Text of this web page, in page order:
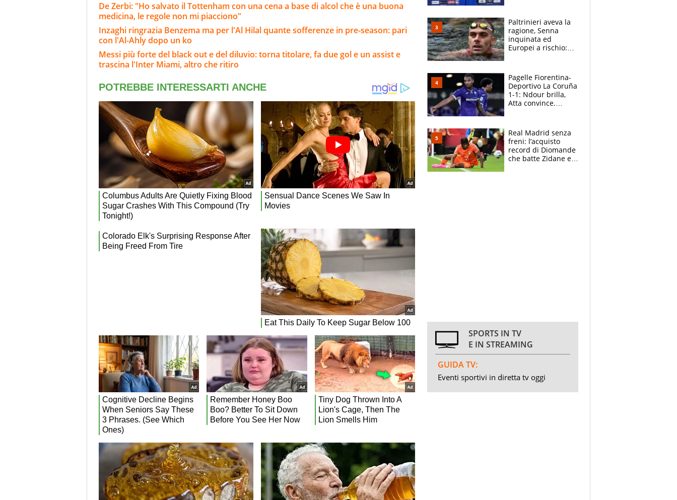
De Zerbi: "Ho salvato il Tottenham con una cena a base di alcol che è una buona
medicina, le regole non mi piacciono"
Inzaghi ringrazia Benzema ma per l'Al Hilal quante sofferenze in pre-season: pari
con l'Al-Ahly dopo un ko
Messi più forte del black out e del diluvio: torna titolare, fa due gol e un assist e
trascina l'Inter Miami, altro che ritiro
Paltrinieri aveva la
ragione, Senna
inquinata ed
Europei a rischio:
adesso
Pagelle Fiorentina-
Deportivo La Coruña
1-1: Ndour brilla,
Atta convince.
Real Madrid senza
freni: l’acquisto
record di Diomande
che batte Zidane e
SPORTS IN TV
E IN STREAMING
GUIDA TV:
Eventi sportivi in diretta tv oggi